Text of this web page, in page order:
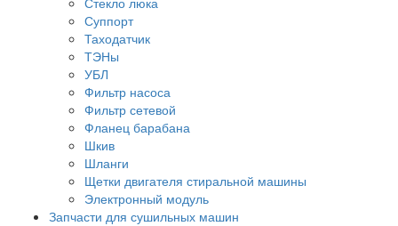
Суппорт
Таходатчик
ТЭНы
УБЛ
Фильтр насоса
Фильтр сетевой
Фланец барабана
Шкив
Шланги
Щетки двигателя стиральной машины
Электронный модуль
Запчасти для сушильных машин